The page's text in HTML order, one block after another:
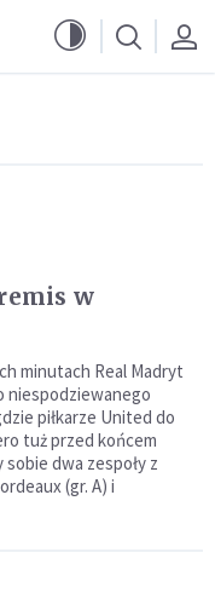
w
minutach Real Madryt
niespodziewanego
piłkarze United do
tuż przed końcem
dwa zespoły z
(gr. A) i